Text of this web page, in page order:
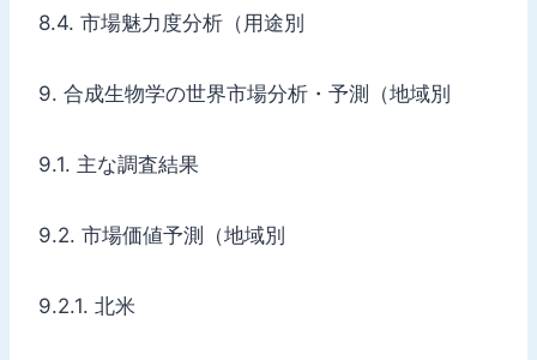
8.4. 市場魅力度分析（用途別
9. 合成生物学の世界市場分析・予測（地域別
9.1. 主な調査結果
9.2. 市場価値予測（地域別
9.2.1. 北米